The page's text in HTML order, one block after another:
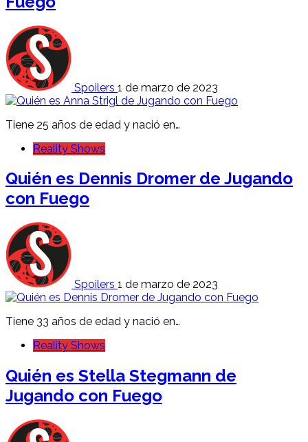
Spoilers 1 de marzo de 2023
Tiene 25 años de edad y nació en…
Reality Shows
Quién es Dennis Dromer de Jugando
con Fuego
Spoilers 1 de marzo de 2023
Tiene 33 años de edad y nació en…
Reality Shows
Quién es Stella Stegmann de
Jugando con Fuego